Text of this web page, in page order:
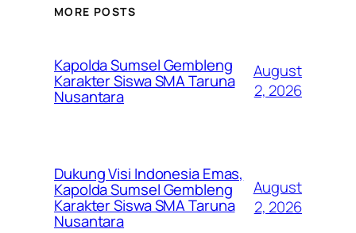
MORE POSTS
Kapolda Sumsel Gembleng
Karakter Siswa SMA Taruna
Nusantara
August
2, 2026
Dukung Visi Indonesia Emas,
Kapolda Sumsel Gembleng
Karakter Siswa SMA Taruna
Nusantara
August
2, 2026